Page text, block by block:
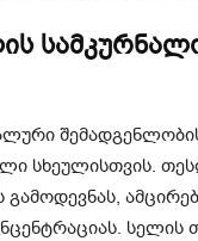
სხეულისთვის.
გამოდევნას,
სელის